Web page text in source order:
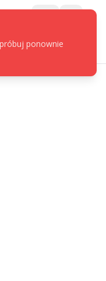
ponownie